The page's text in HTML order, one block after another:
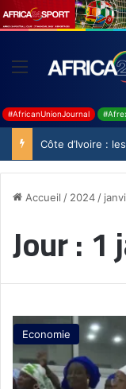
#AfricanUnionJournal
Accueil / 2024 /
Jour :1
Economie